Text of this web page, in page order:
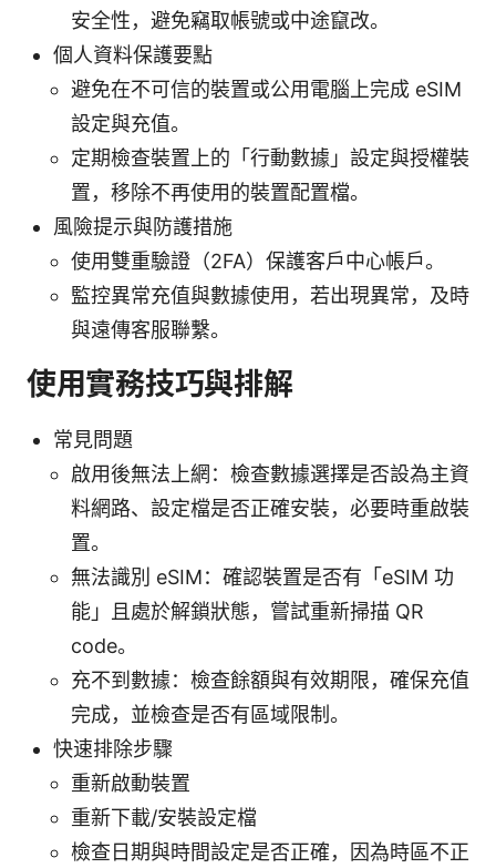
安全性，避免竊取帳號或中途竄改。
個人資料保護要點
避免在不可信的裝置或公用電腦上完成 eSIM
設定與充值。
定期檢查裝置上的「行動數據」設定與授權裝
置，移除不再使用的裝置配置檔。
風險提示與防護措施
使用雙重驗證（2FA）保護客戶中心帳戶。
監控異常充值與數據使用，若出現異常，及時
與遠傳客服聯繫。
使用實務技巧與排解
常見問題
啟用後無法上網：檢查數據選擇是否設為主資
料網路、設定檔是否正確安裝，必要時重啟裝
置。
無法識別 eSIM：確認裝置是否有「eSIM 功
能」且處於解鎖狀態，嘗試重新掃描 QR
code。
充不到數據：檢查餘額與有效期限，確保充值
完成，並檢查是否有區域限制。
快速排除步驟
重新啟動裝置
重新下載/安裝設定檔
檢查日期與時間設定是否正確，因為時區不正